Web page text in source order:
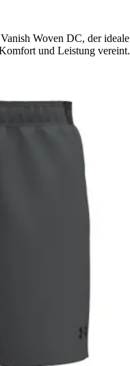
Woven DC, der ideale
und Leistung vereint.